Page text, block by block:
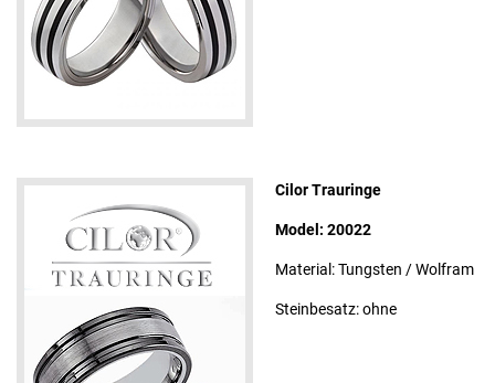
Cilor Trauringe
Model: 20022
Material: Tungsten / Wolfram
Steinbesatz: ohne